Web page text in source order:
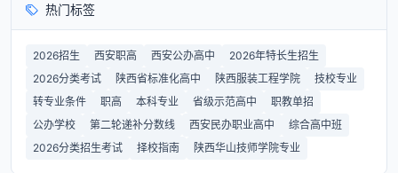
热门标签
2026招生 西安职高 西安公办高中
2026年特长生招生
2026分类考试
陕西省标准化高中 陕西服装工程学院
技校专业
转专业条件
职高 本科专业 省级示范高中
职教单招
公办学校
第二轮递补分数线 西安民办职业高中
综合高中班
2026分类招生考试
择校指南 陕西华山技师学院专业